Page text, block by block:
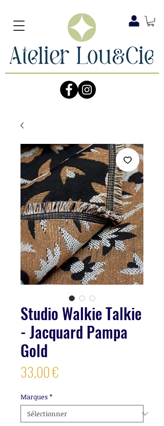
Studio Walkie Talkie
- Jacquard Pampa
Gold
33,00 €
Marques *